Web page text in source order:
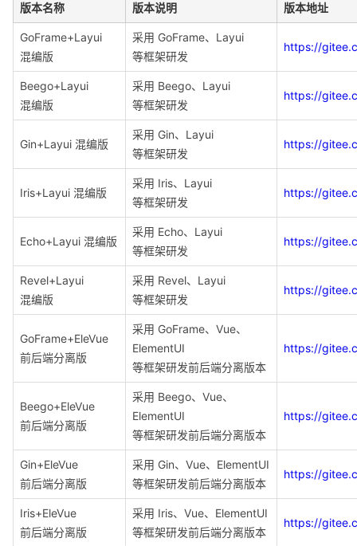
版本名称 版本说明 版本地址
GoFrame+Layui
混编版
采用 GoFrame、Layui
等框架研发
https://
Beego+Layui
混编版
采用 Beego、Layui
等框架研发
https://
Gin+Layui 混编版
采用 Gin、Layui
等框架研发
https://
Iris+Layui 混编版
采用 Iris、Layui
等框架研发
https://
Echo+Layui 混编版
采用 Echo、Layui
等框架研发
https://
Revel+Layui
混编版
采用 Revel、Layui
等框架研发
https://
GoFrame+EleVue
前后端分离版
采用 GoFrame、Vue、
ElementUI
等框架研发前后端分离版本
https://
Beego+EleVue
前后端分离版
采用 Beego、Vue、
ElementUI
等框架研发前后端分离版本
https://
Gin+EleVue
前后端分离版
采用 Gin、Vue、ElementUI
等框架研发前后端分离版本
https://
Iris+EleVue
前后端分离版
采用 Iris、Vue、ElementUI
等框架研发前后端分离版本
https://